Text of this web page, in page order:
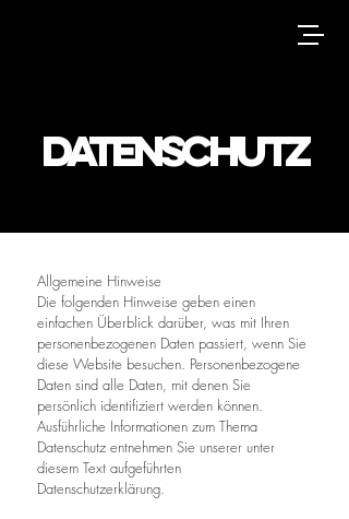
Datenschutz
Allgemeine Hinweise
Die folgenden Hinweise geben einen
einfachen Überblick darüber, was mit Ihren
personenbezogenen Daten passiert, wenn Sie
diese Website besuchen. Personenbezogene
Daten sind alle Daten, mit denen Sie
persönlich identifiziert werden können.
Ausführliche Informationen zum Thema
Datenschutz entnehmen Sie unserer unter
diesem Text aufgeführten
Datenschutzerklärung.